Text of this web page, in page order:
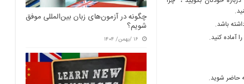
چگونه در آزمون‌های زبان بین‌المللی موفق
شویم؟
۱۶ /بهمن/ ۱۴۰۴
باشد.
آماده کنید.